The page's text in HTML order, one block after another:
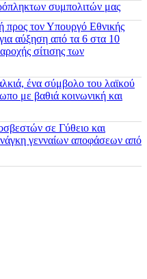
συμπολιτών μας
προς τον Υπουργό Εθνικής
αύξηση από τα 6 στα 10
σίτισης των
ένα σύμβολο του λαϊκού
με βαθιά κοινωνική και
σε Γύθειο και
γενναίων αποφάσεων από